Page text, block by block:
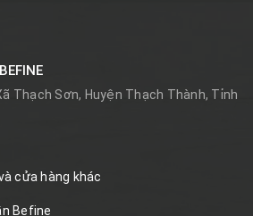
Thạch Sơn, Huyện Thạch Thành, Tỉnh
cửa hàng khác
Befine